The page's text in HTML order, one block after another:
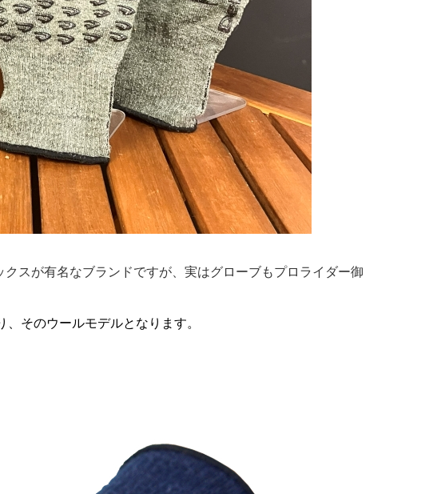
スが有名なブランドですが、実はグローブもプロライダー御
そのウールモデルとなります。